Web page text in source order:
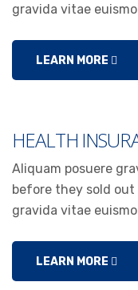
gravida vitae
LEARN MORE
HEALTH
Aliquam posuere
before they sold
gravida vitae
LEARN MORE